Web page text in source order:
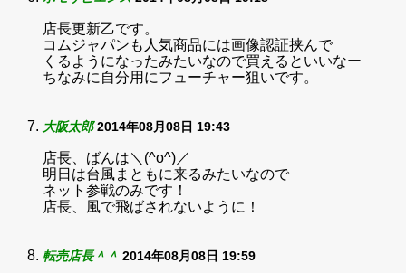
店長更新乙です。
コムジャパンも人気商品には画像認証挟んで
くるようになったみたいなので買えるといいなー
ちなみに自分用にフューチャー狙いです。
大阪太郎 2014年08月08日 19:43
店長、ばんは＼(^o^)／
明日は台風まともに来るみたいなので
ネット参戦のみです！
店長、風で飛ばされないように！
転売店長＾＾ 2014年08月08日 19:59